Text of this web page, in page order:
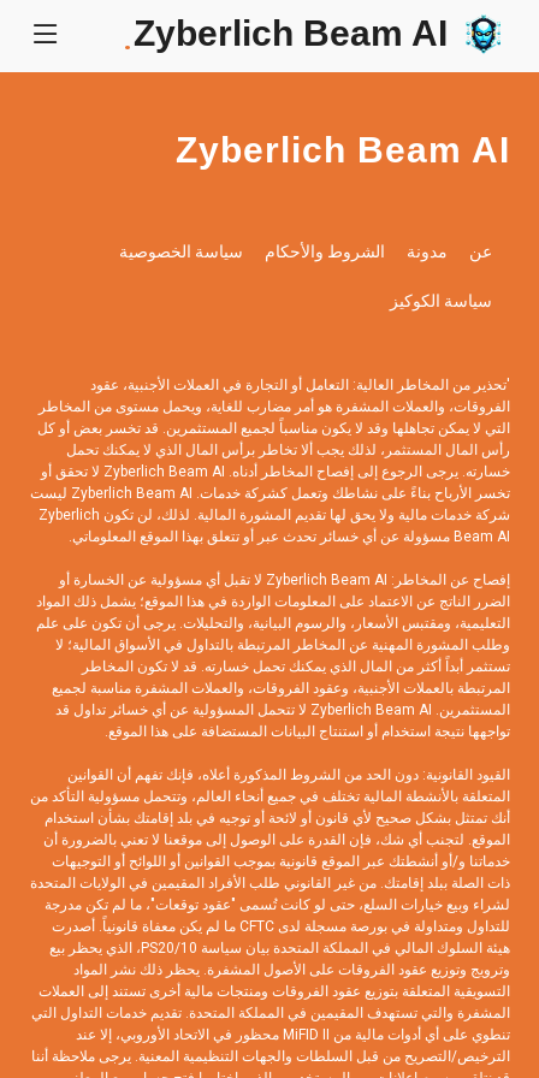
.
Zyberlich Beam AI
عن مدونة الشروط والأحكام سياسة الخصوصية
سياسة الكوكيز
'تحذير من المخاطر العالية: التعامل أو التجارة في العملات الأجنبية، عقود
الفروقات، والعملات المشفرة هو أمر مضارب للغاية، ويحمل مستوى من المخاطر
التي لا يمكن تجاهلها وقد لا يكون مناسباً لجميع المستثمرين. قد تخسر بعض أو كل
رأس المال المستثمر، لذلك يجب ألا تخاطر برأس المال الذي لا يمكنك تحمل
خسارته. يرجى الرجوع إلى إفصاح المخاطر أدناه. Zyberlich Beam AI لا تحقق أو
تخسر الأرباح بناءً على نشاطك وتعمل كشركة خدمات. Zyberlich Beam AI ليست
شركة خدمات مالية ولا يحق لها تقديم المشورة المالية. لذلك، لن تكون Zyberlich
Beam AI مسؤولة عن أي خسائر تحدث عبر أو تتعلق بهذا الموقع المعلوماتي.
إفصاح عن المخاطر: Zyberlich Beam AI لا تقبل أي مسؤولية عن الخسارة أو
الضرر الناتج عن الاعتماد على المعلومات الواردة في هذا الموقع؛ يشمل ذلك المواد
التعليمية، ومقتبس الأسعار، والرسوم البيانية، والتحليلات. يرجى أن تكون على علم
وطلب المشورة المهنية عن المخاطر المرتبطة بالتداول في الأسواق المالية؛ لا
تستثمر أبداً أكثر من المال الذي يمكنك تحمل خسارته. قد لا تكون المخاطر
المرتبطة بالعملات الأجنبية، وعقود الفروقات، والعملات المشفرة مناسبة لجميع
المستثمرين. Zyberlich Beam AI لا تتحمل المسؤولية عن أي خسائر تداول قد
تواجهها نتيجة استخدام أو استنتاج البيانات المستضافة على هذا الموقع.
القيود القانونية: دون الحد من الشروط المذكورة أعلاه، فإنك تفهم أن القوانين
المتعلقة بالأنشطة المالية تختلف في جميع أنحاء العالم، وتتحمل مسؤولية التأكد من
أنك تمتثل بشكل صحيح لأي قانون أو لائحة أو توجيه في بلد إقامتك بشأن استخدام
الموقع. لتجنب أي شك، فإن القدرة على الوصول إلى موقعنا لا تعني بالضرورة أن
خدماتنا و/أو أنشطتك عبر الموقع قانونية بموجب القوانين أو اللوائح أو التوجيهات
ذات الصلة ببلد إقامتك. من غير القانوني طلب الأفراد المقيمين في الولايات المتحدة
لشراء وبيع خيارات السلع، حتى لو كانت تُسمى "عقود توقعات"، ما لم تكن مدرجة
للتداول ومتداولة في بورصة مسجلة لدى CFTC ما لم يكن معفاة قانونياً. أصدرت
هيئة السلوك المالي في المملكة المتحدة بيان سياسة PS20/10، الذي يحظر بيع
وترويج وتوزيع عقود الفروقات على الأصول المشفرة. يحظر ذلك نشر المواد
التسويقية المتعلقة بتوزيع عقود الفروقات ومنتجات مالية أخرى تستند إلى العملات
المشفرة والتي تستهدف المقيمين في المملكة المتحدة. تقديم خدمات التداول التي
تنطوي على أي أدوات مالية من MiFID II محظور في الاتحاد الأوروبي، إلا عند
الترخيص/التصريح من قبل السلطات والجهات التنظيمية المعنية. يرجى ملاحظة أننا